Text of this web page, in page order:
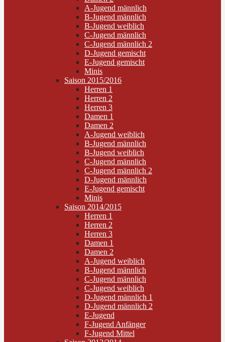
A-Jugend männlich
B-Jugend männlich
B-Jugend weiblich
C-Jugend männlich
C-Jugend männlich 2
D-Jugend gemischt
E-Jugend gemischt
Minis
Saison 2015/2016
Herren 1
Herren 2
Herren 3
Damen 1
Damen 2
A-Jugend weiblich
B-Jugend männlich
B-Jugend weiblich
C-Jugend männlich
C-Jugend männlich 2
D-Jugend männlich
E-Jugend gemischt
Minis
Saison 2014/2015
Herren 1
Herren 2
Herren 3
Damen 1
Damen 2
A-Jugend weiblich
B-Jugend männlich
C-Jugend männlich
C-Jugend weiblich
D-Jugend männlich 1
D-Jugend männlich 2
E-Jugend
F-Jugend Anfänger
F-Jugend Mittel